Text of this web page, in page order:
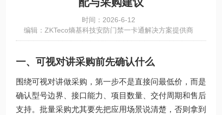
时间：2026-6-12
编辑：ZKTeco熵基科技安防门禁一卡通解决方案提供商
一、可视对讲采购前先确认什么
围绕可视对讲做采购，第一步不是直接问最低价，而是
确认型号边界、接口能力、项目数量、交付周期和售后
支持。批量采购尤其要先把应用场景说清楚，否则拿到